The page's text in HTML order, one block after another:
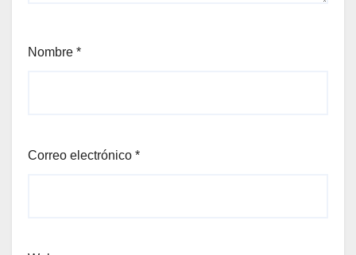
Nombre *
Correo electrónico *